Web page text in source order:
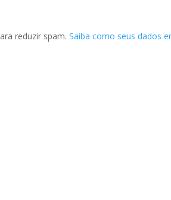
reduzir spam.Saiba como seus dados